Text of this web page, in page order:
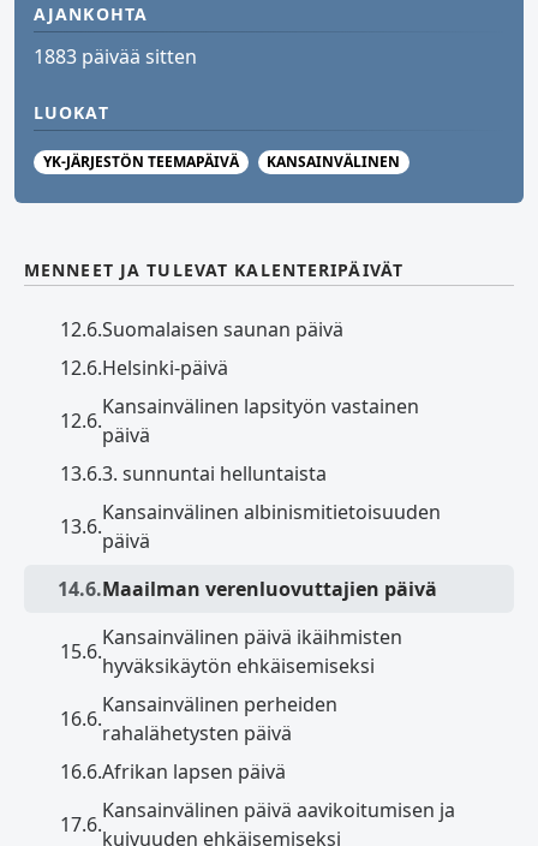
AJANKOHTA
1883 päivää sitten
LUOKAT
YK-JÄRJESTÖN TEEMAPÄIVÄ KANSAINVÄLINEN
MENNEET JA TULEVAT KALENTERIPÄIVÄT
12.6.Suomalaisen saunan päivä
12.6.Helsinki-päivä
12.6.
Kansainvälinen lapsityön vastainen
päivä
13.6.3. sunnuntai helluntaista
13.6.
Kansainvälinen albinismitietoisuuden
päivä
14.6.Maailman verenluovuttajien päivä
15.6.
Kansainvälinen päivä ikäihmisten
hyväksikäytön ehkäisemiseksi
16.6.
Kansainvälinen perheiden
rahalähetysten päivä
16.6.Afrikan lapsen päivä
17.6.
Kansainvälinen päivä aavikoitumisen ja
kuivuuden ehkäisemiseksi